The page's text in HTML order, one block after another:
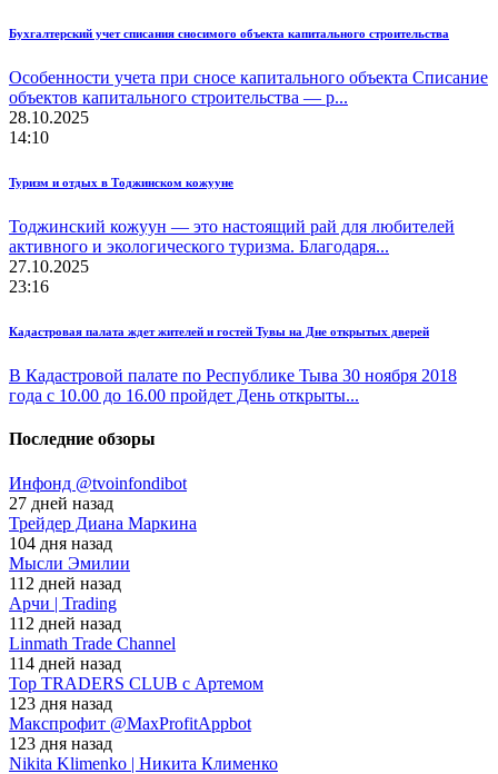
Бухгалтерский учет списания сносимого объекта капитального строительства
Особенности учета при сносе капитального объекта Списание
объектов капитального строительства — р...
28.10.2025
14:10
Туризм и отдых в Тоджинском кожууне
Тоджинский кожуун — это настоящий рай для любителей
активного и экологического туризма. Благодаря...
27.10.2025
23:16
Кадастровая палата ждет жителей и гостей Тувы на Дне открытых дверей
В Кадастровой палате по Республике Тыва 30 ноября 2018
года с 10.00 до 16.00 пройдет День открыты...
Последние обзоры
Инфонд @tvoinfondibot
27 дней назад
Трейдер Диана Маркина
104 дня назад
Мысли Эмилии
112 дней назад
Арчи | Trading
112 дней назад
Linmath Trade Channel
114 дней назад
Top TRADERS CLUB с Артемом
123 дня назад
Макспрофит @MaxProfitAppbot
123 дня назад
Nikita Klimenko | Никита Клименко